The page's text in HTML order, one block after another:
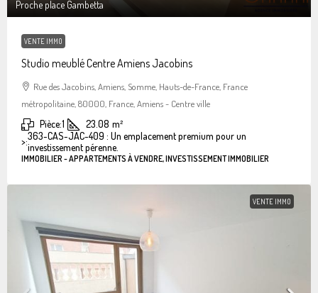
Proche place Gambetta
VENTE IMMO
Studio meublé Centre Amiens Jacobins
Rue des Jacobins, Amiens, Somme, Hauts-de-France, France
métropolitaine, 80000, France, Amiens - Centre ville
Pièce:1 23.08 m²
>:363-CAS-JAC-409 : Un emplacement premium pour un
investissement pérenne.
IMMOBILIER - APPARTEMENTS À VENDRE, INVESTISSEMENT IMMOBILIER
VENTE IMMO